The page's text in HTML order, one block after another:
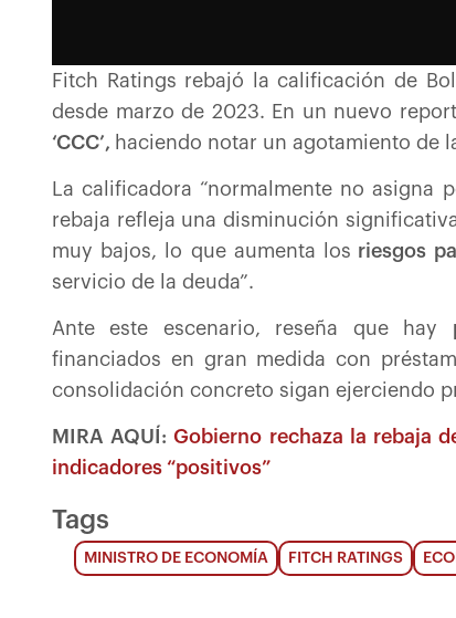
Fitch Ratings rebajó la calificación de
desde marzo de 2023. En un nuevo
‘CCC’, haciendo notar un agotamiento de
La calificadora “normalmente no asigna
rebaja refleja una disminución
muy bajos, lo que aumenta los riesgos
servicio de la deuda”.
Ante este escenario, reseña que hay
financiados en gran medida con
consolidación concreto sigan ejerciendo
MIRA AQUÍ:Gobierno rechaza la rebaja
indicadores “positivos”
Tags
MINISTRO DE ECONOMÍA FITCH RATINGS